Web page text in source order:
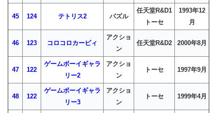
45 124 テトリス2 パズル
任天堂R&D1
トーセ
1993年12
月
46 123 コロコロカービィ
アクショ
ン
任天堂R&D2 2000年8月
47 122
ゲームボーイギャラ
リー2
アクショ
ン
トーセ 1997年9月
48 122
ゲームボーイギャラ
リー3
アクショ
ン
トーセ 1999年4月